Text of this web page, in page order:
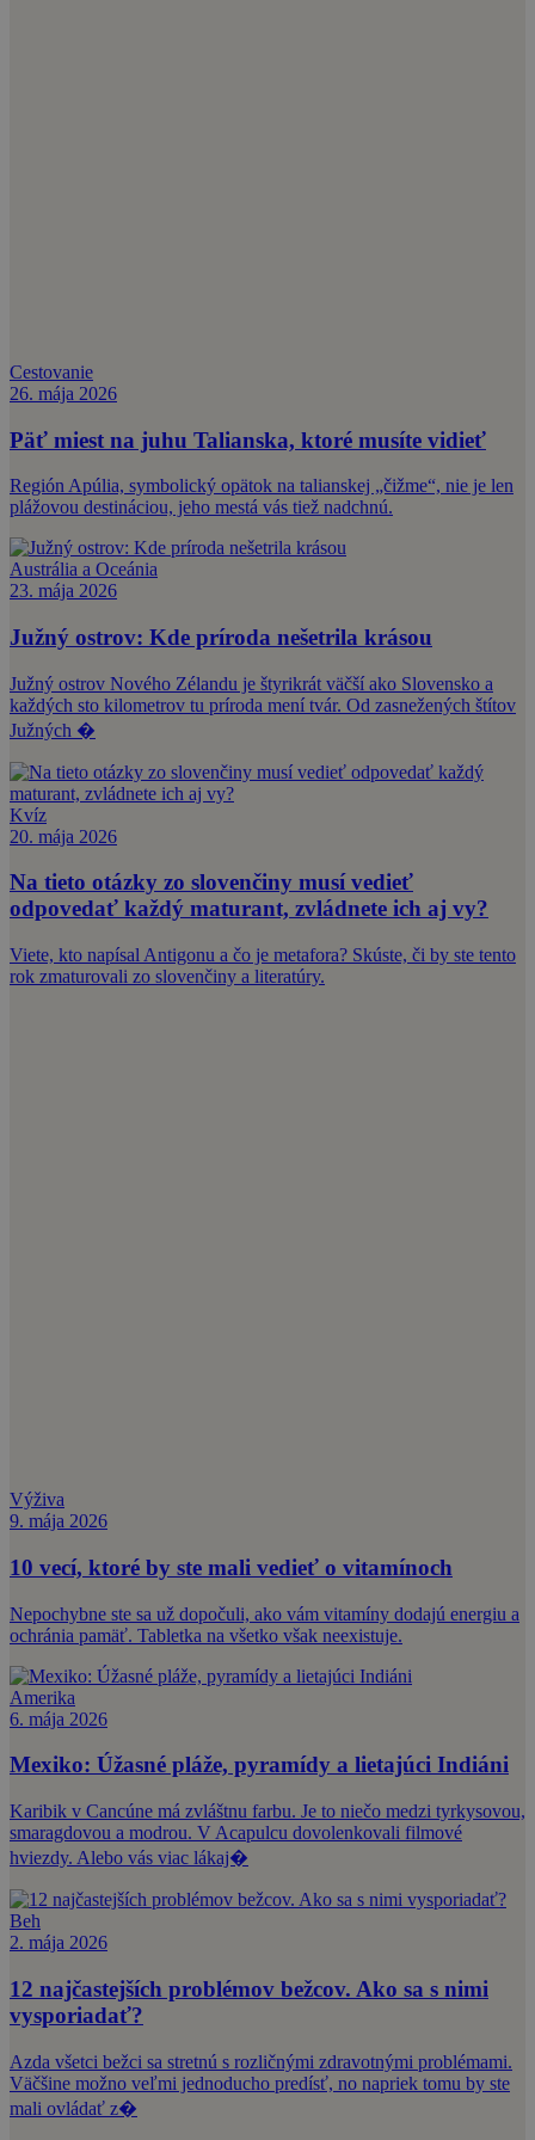
Cestovanie
26. mája 2026
Päť miest na juhu Talianska, ktoré musíte vidieť
Región Apúlia, symbolický opätok na talianskej „čižme“, nie je len
plážovou destináciou, jeho mestá vás tiež nadchnú.
Austrália a Oceánia
23. mája 2026
Južný ostrov: Kde príroda nešetrila krásou
Južný ostrov Nového Zélandu je štyrikrát väčší ako Slovensko a
každých sto kilometrov tu príroda mení tvár. Od zasnežených štítov
Južných �
Kvíz
20. mája 2026
Na tieto otázky zo slovenčiny musí vedieť
odpovedať každý maturant, zvládnete ich aj vy?
Viete, kto napísal Antigonu a čo je metafora? Skúste, či by ste tento
rok zmaturovali zo slovenčiny a literatúry.
Výživa
9. mája 2026
10 vecí, ktoré by ste mali vedieť o vitamínoch
Nepochybne ste sa už dopočuli, ako vám vitamíny dodajú energiu a
ochránia pamäť. Tabletka na všetko však neexistuje.
Amerika
6. mája 2026
Mexiko: Úžasné pláže, pyramídy a lietajúci Indiáni
Karibik v Cancúne má zvláštnu farbu. Je to niečo medzi tyrkysovou,
smaragdovou a modrou. V Acapulcu dovolenkovali filmové
hviezdy. Alebo vás viac lákaj�
Beh
2. mája 2026
12 najčastejších problémov bežcov. Ako sa s nimi
vysporiadať?
Azda všetci bežci sa stretnú s rozličnými zdravotnými problémami.
Väčšine možno veľmi jednoducho predísť, no napriek tomu by ste
mali ovládať z�